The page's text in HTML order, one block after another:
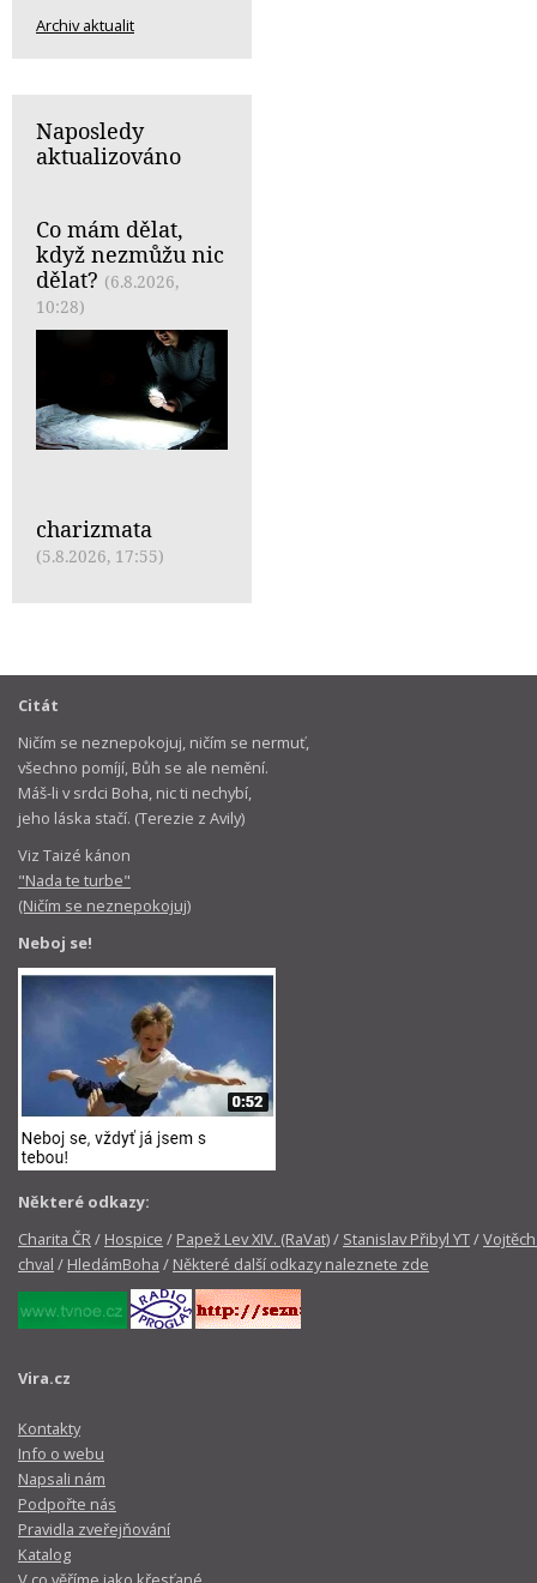
Archiv aktualit
Naposledy
aktualizováno
Co mám dělat,
když nezmůžu nic
dělat? (6.8.2026,
10:28)
charizmata
(5.8.2026, 17:55)
Citát
Ničím se neznepokojuj, ničím se nermuť,
všechno pomíjí, Bůh se ale nemění.
Máš-li v srdci Boha, nic ti nechybí,
jeho láska stačí. (Terezie z Avily)
Viz Taizé kánon
"Nada te turbe"
(Ničím se neznepokojuj)
Neboj se!
Některé odkazy:
Charita ČR/ Hospice / Papež Lev XIV. (RaVat)/ Stanislav Přibyl YT/
chval / HledámBoha / Některé další odkazy naleznete zde
Vira.cz
Kontakty
Info o webu
Napsali nám
Podpořte nás
Pravidla zveřejňování
Katalog